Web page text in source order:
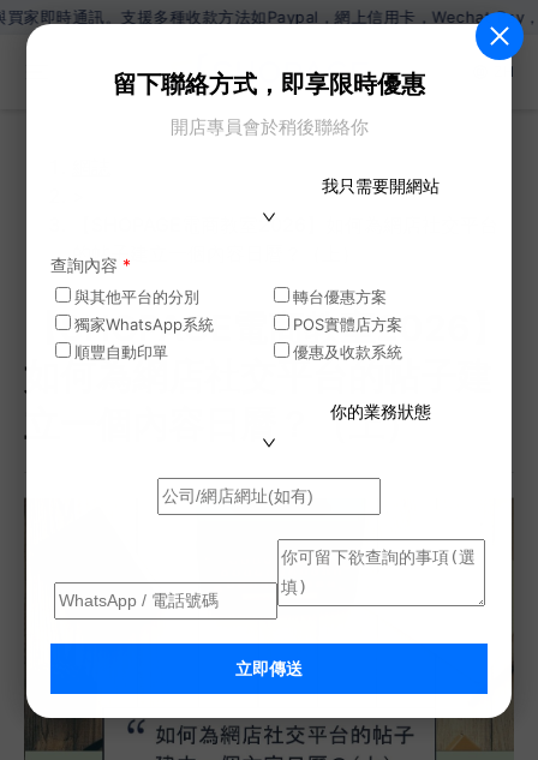
支援多種收款方法如Paypal，網上信用卡，Wechat Pay，Alipay，銀
ZH
留下聯絡方式，即享限時優惠
開店專員會於稍後聯絡你
我只需要開網站
查詢內容 *
與其他平台的分別
轉台優惠方案
獨家WhatsApp系統
POS實體店方案
順豐自動印單
優惠及收款系統
你的業務狀態
立即傳送
【SHOPAGE電商教室2026】如何為網店社交平台
的帖子建立一個內容日曆？（上）
【SHOPAGE電商教室2026】
如何為網店社交平台的帖子建
立一個內容日曆？（上）